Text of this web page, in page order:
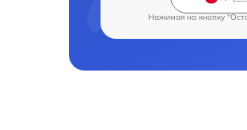
Нажимая на кнопку